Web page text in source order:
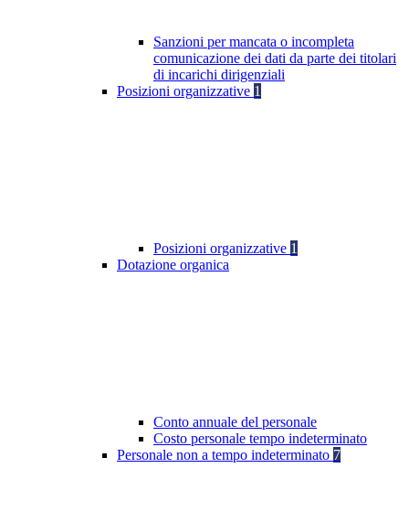
Sanzioni per mancata o incompleta
comunicazione dei dati da parte dei titolari
di incarichi dirigenziali
Posizioni organizzative 1
Posizioni organizzative 1
Dotazione organica
Conto annuale del personale
Costo personale tempo indeterminato
Personale non a tempo indeterminato 7